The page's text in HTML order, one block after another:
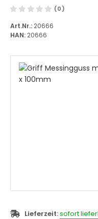
(0)
Art.Nr.: 20666
HAN: 20666
Lieferzeit:sofort